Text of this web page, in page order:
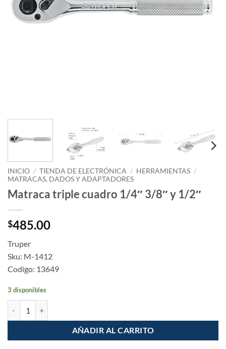
INICIO / TIENDA DE ELECTRÓNICA / HERRAMIENTAS /
MATRACAS, DADOS Y ADAPTADORES
Matraca triple cuadro 1/4″ 3/8″ y 1/2″
$485.00
Truper
Sku: M-1412
Codigo: 13649
3 disponibles
AÑADIR AL CARRITO